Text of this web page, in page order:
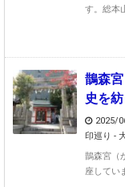
す。総本
鵲森
史を
2025/
印巡り -
鵲森宮（
座してい